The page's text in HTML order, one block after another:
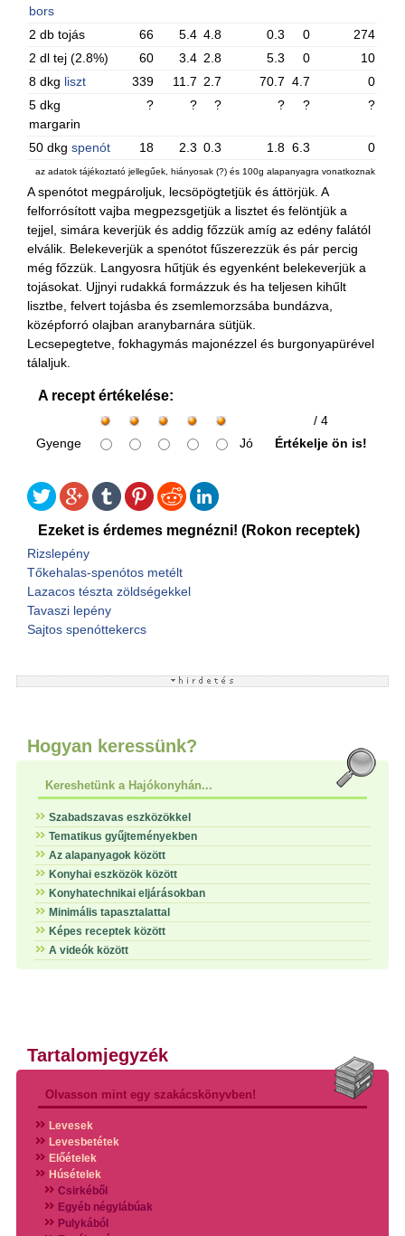
bors
2 db tojás 66 5.4 4.8 0.3 0
274
2 dl tej (2.8%)
60 3.4 2.8 5.3 0
10
8 dkg liszt 339 11.7 2.7 70.7 4.7
0
5 dkg
margarin
? ? ? ? ? ?
50 dkgspenót 18 2.3 0.3 1.8 6.3 0
az adatok tájékoztató jellegűek, hiányosak (?) és 100g alapanyagra vonatkoznak
A spenótot megpároljuk, lecsöpögtetjük és áttörjük. A
felforrósított vajba megpezsgetjük a lisztet és felöntjük a
tejjel, simára keverjük és addig főzzük amíg az edény falától
elválik. Belekeverjük a spenótot fűszerezzük és pár percig
még főzzük. Langyosra hűtjük és egyenként belekeverjük a
tojásokat. Ujjnyi rudakká formázzuk és ha teljesen kihűlt
lisztbe, felvert tojásba és zsemlemorzsába bundázva,
középforró olajban aranybarnára sütjük.
Lecsepegtetve, fokhagymás majonézzel és burgonyapürével
tálaljuk.
A recept értékelése:
/ 4
Gyenge
Jó Értékelje ön is!
Ezeket is érdemes megnézni! (Rokon receptek)
Rizslepény
Tőkehalas-spenótos metélt
Lazacos tészta zöldségekkel
Tavaszi lepény
Sajtos spenóttekercs
Hogyan keressünk?
Kereshetünk a Hajókonyhán...
Szabadszavas eszközökkel
Tematikus gyűjteményekben
Az alapanyagok között
Konyhai eszközök között
Konyhatechnikai eljárásokban
Minimális tapasztalattal
Képes receptek között
A videók között
Tartalomjegyzék
Olvasson mint egy szakácskönyvben!
Levesek
Levesbetétek
Előételek
Húsételek
Csirkéből
Egyéb négylábúak
Pulykából